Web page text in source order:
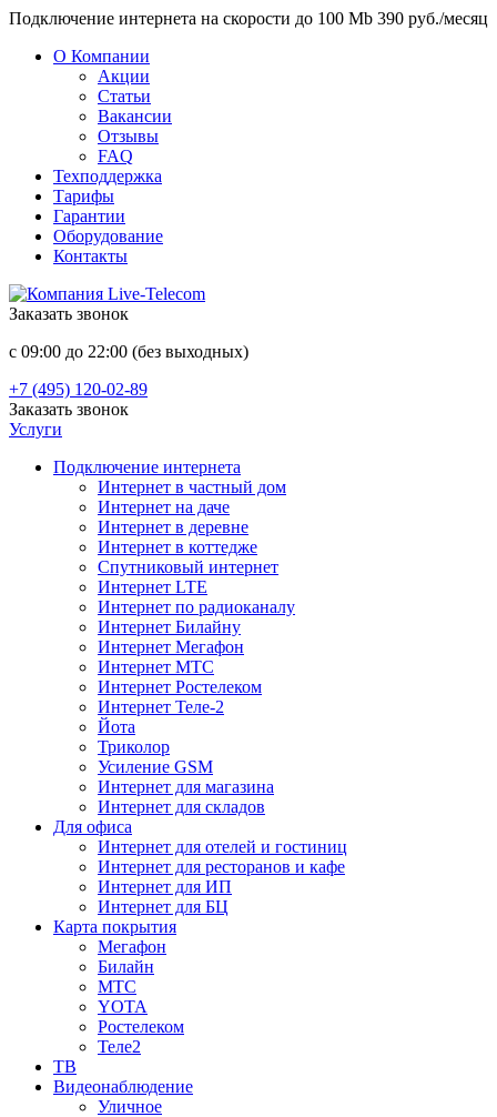
Подключение интернета на скорости до 100 Mb 390 руб./месяц
О Компании
Акции
Статьи
Вакансии
Отзывы
FAQ
Техподдержка
Тарифы
Гарантии
Оборудование
Контакты
Заказать звонок
с 09:00 до 22:00 (без выходных)
+7 (495) 120-02-89
Заказать звонок
Услуги
Подключение интернета
Интернет в частный дом
Интернет на даче
Интернет в деревне
Интернет в коттедже
Спутниковый интернет
Интернет LTE
Интернет по радиоканалу
Интернет Билайну
Интернет Мегафон
Интернет МТС
Интернет Ростелеком
Интернет Теле-2
Йота
Триколор
Усиление GSM
Интернет для магазина
Интернет для складов
Для офиса
Интернет для отелей и гостиниц
Интернет для ресторанов и кафе
Интернет для ИП
Интернет для БЦ
Карта покрытия
Мегафон
Билайн
МТС
YOTA
Ростелеком
Теле2
ТВ
Видеонаблюдение
Уличное